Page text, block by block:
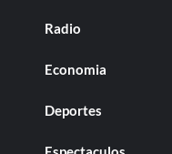
Radio
Economia
Deportes